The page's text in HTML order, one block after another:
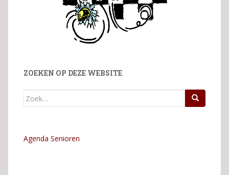
ZOEKEN OP DEZE WEBSITE
Zoek
Agenda Senioren